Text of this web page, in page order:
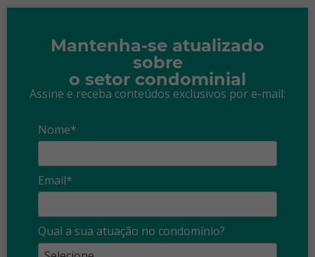
Mantenha-se atualizado
sobre
o setor condominial
Assine e receba conteúdos exclusivos por e-mail:
Nome*
Email*
Qual a sua atuação no condomínio?